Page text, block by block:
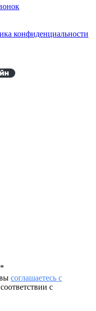
конфиденциальности
*
соглашаетесь с
с